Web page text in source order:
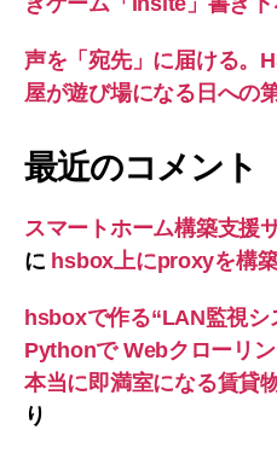
声を「宛先」に届ける。
屋が遊び場になる日への
最近のコメント
スマートホーム構築支援
に hsbox上にproxyを構
hsboxで作る“LAN監視シ
Pythonで Webクローリン
本当に即満室になる賃貸
り